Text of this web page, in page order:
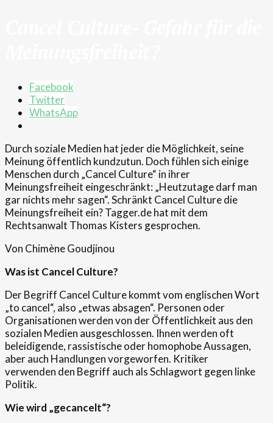
Facebook
Twitter
WhatsApp
Durch soziale Medien hat jeder die Möglichkeit, seine
Meinung öffentlich kundzutun. Doch fühlen sich einige
Menschen durch „Cancel Culture“ in ihrer
Meinungsfreiheit eingeschränkt: „Heutzutage darf man
gar nichts mehr sagen“. Schränkt Cancel Culture die
Meinungsfreiheit ein? Tagger.de hat mit dem
Rechtsanwalt Thomas Kisters gesprochen.
Von Chimène Goudjinou
Was ist Cancel Culture?
Der Begriff Cancel Culture kommt vom englischen Wort
„to cancel“, also „etwas absagen“. Personen oder
Organisationen werden von der Öffentlichkeit aus den
sozialen Medien ausgeschlossen. Ihnen werden oft
beleidigende, rassistische oder homophobe Aussagen,
aber auch Handlungen vorgeworfen. Kritiker
verwenden den Begriff auch als Schlagwort gegen linke
Politik.
Wie wird „gecancelt“?